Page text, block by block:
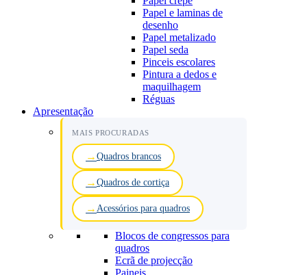
Papel e laminas de
desenho
Papel metalizado
Papel seda
Pinceis escolares
Pintura a dedos e
maquilhagem
Réguas
Apresentação
MAIS PROCURADAS
Quadros brancos
Quadros de cortiça
Acessórios para quadros
Blocos de congressos para
quadros
Ecrã de projecção
Paineis